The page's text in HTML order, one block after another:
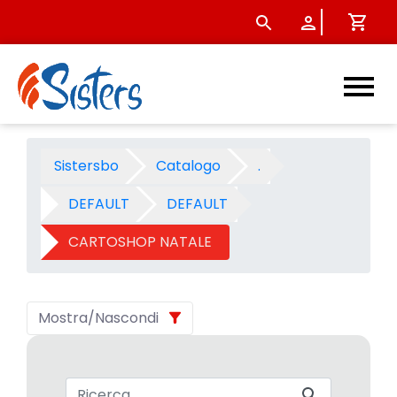
CARTOSHOP NATALE
Sistersbo Catalogo
.
DEFAULT
DEFAULT
CARTOSHOP NATALE
Mostra/Nascondi
Barra di ricerca